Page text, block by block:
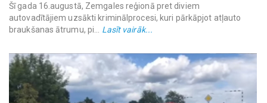
Šī gada 16.augustā, Zemgales reģionā pret diviem
autovadītājiem uzsākti kriminālprocesi, kuri pārkāpjot atļauto
braukšanas ātrumu, pi... Lasīt vairāk...